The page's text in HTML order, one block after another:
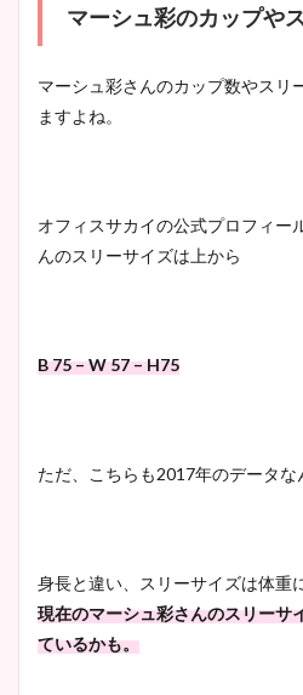
マーシュ彩のカップや
マーシュ彩さんのカップ数やスリ
ますよね。
オフィスサカイの公式プロフィー
んのスリーサイズは上から
B 75 – W 57 – H75
ただ、こちらも2017年のデータな
身長と違い、スリーサイズは体重
現在のマーシュ彩さんのスリーサ
ているかも。